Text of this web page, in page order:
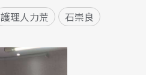
護理人力荒 石崇良